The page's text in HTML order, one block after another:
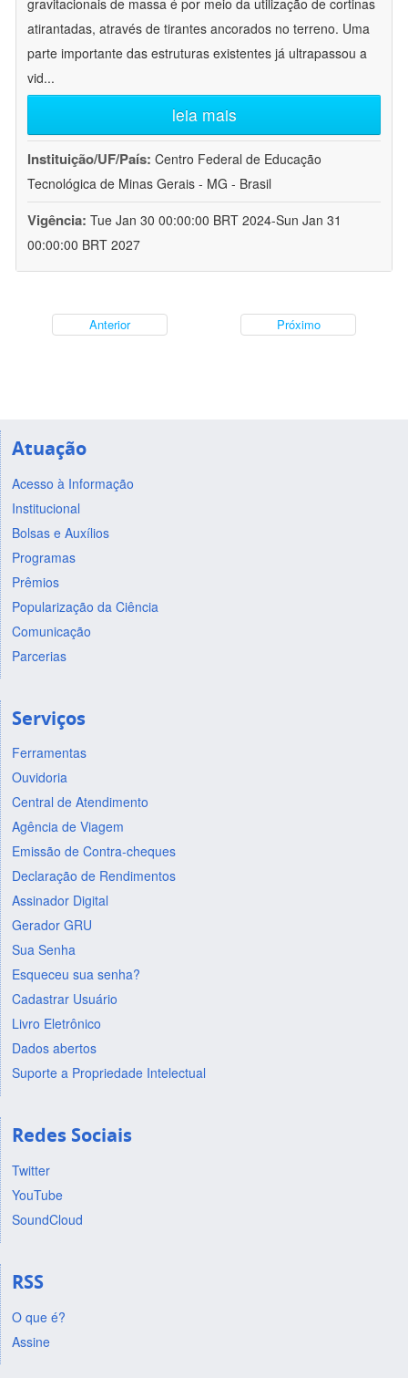
gravitacionais de massa é por meio da utilização de cortinas
atirantadas, através de tirantes ancorados no terreno. Uma
parte importante das estruturas existentes já ultrapassou a
vid...
leia mais
Instituição/UF/País: Centro Federal de Educação
Tecnológica de Minas Gerais - MG - Brasil
Vigência: Tue Jan 30 00:00:00 BRT 2024-Sun Jan 31
00:00:00 BRT 2027
Anterior Próximo
Atuação
Acesso à Informação
Institucional
Bolsas e Auxílios
Programas
Prêmios
Popularização da Ciência
Comunicação
Parcerias
Serviços
Ferramentas
Ouvidoria
Central de Atendimento
Agência de Viagem
Emissão de Contra-cheques
Declaração de Rendimentos
Assinador Digital
Gerador GRU
Sua Senha
Esqueceu sua senha?
Cadastrar Usuário
Livro Eletrônico
Dados abertos
Suporte a Propriedade Intelectual
Redes Sociais
Twitter
YouTube
SoundCloud
RSS
O que é?
Assine